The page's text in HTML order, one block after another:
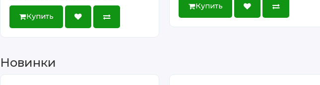
Купить
Купить
Новинки